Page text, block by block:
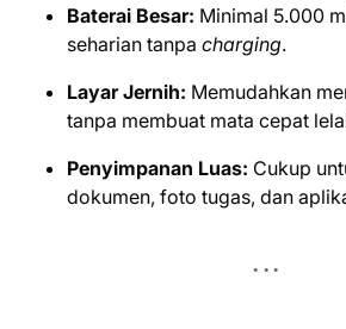
Baterai Besar: Minimal 5.000
seharian tanpa charging.
Layar Jernih: Memudahkan
tanpa membuat mata cepat
Penyimpanan Luas: Cukup
dokumen, foto tugas, dan